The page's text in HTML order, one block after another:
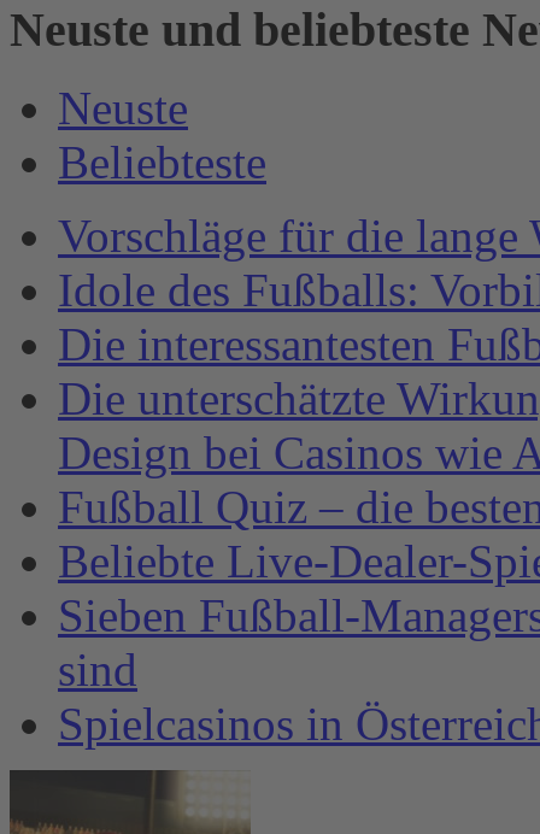
Neuste und beliebteste
Neuste
Beliebteste
Vorschläge für die lange
Idole des Fußballs:
Die interessantesten
Die unterschätzte
Design bei Casinos wie
Fußball Quiz – die
Beliebte Live-Dealer-
Sieben Fußball-
sind
Spielcasinos in